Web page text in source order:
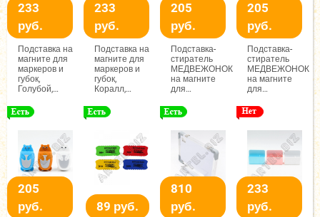
233
руб.
Подставка на
магните для
маркеров и
губок,
Голубой,
233
руб.
Подставка на
магните для
маркеров и
губок,
Коралл,
205
руб.
Подставка-
стиратель
МЕДВЕЖОНОК
на магните
для
губок, Рыжий,
арт.14557
205
руб.
Подставка-
стиратель
МЕДВЕЖОНОК
на магните
для
губок, Белый,
арт.14557
205
руб.
89 руб.
810
руб.
233
руб.